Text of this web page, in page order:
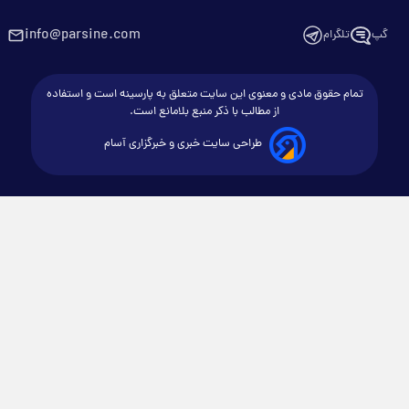
گپ تلگرام info@parsine.com
تمام حقوق مادی و معنوی این سایت متعلق به پارسینه است و استفاده
از مطالب با ذکر منبع بلامانع است.
طراحی سایت خبری و خبرگزاری آسام